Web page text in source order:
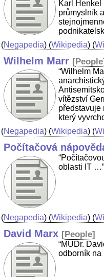
Karl Henkel
průmyslník
(Negapedia) (Wikipedia) (
Wilhelm Marr [People
“Wilhelm
vítězství
představuje
který
(Negapedia) (Wikipedia) (
Počítačová
oblasti IT …”
(Negapedia) (Wikipedia) (
David Marx [People]
“MUDr.
odborník na